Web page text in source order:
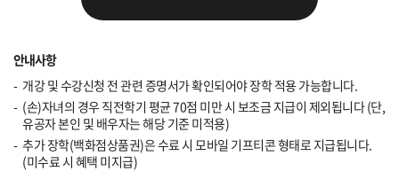
안내사항
개강 및 수강신청 전 관련 증명서가 확인되어야 장학 적용 가능합니다.
(손)자녀의 경우 직전학기 평균 70점 미만 시 보조금 지급이 제외됩니다 (단,
유공자 본인 및 배우자는 해당 기준 미적용)
추가 장학(백화점상품권)은 수료 시 모바일 기프티콘 형태로 지급됩니다.
(미수료 시 혜택 미지급)